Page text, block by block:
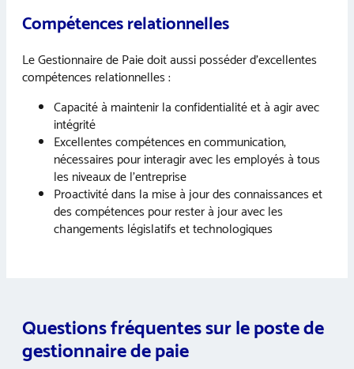
Compétences relationnelles
Le Gestionnaire de Paie doit aussi posséder d’excellentes
compétences relationnelles :
Capacité à maintenir la confidentialité et à agir avec
intégrité
Excellentes compétences en communication,
nécessaires pour interagir avec les employés à tous
les niveaux de l’entreprise
Proactivité dans la mise à jour des connaissances et
des compétences pour rester à jour avec les
changements législatifs et technologiques
Questions fréquentes sur le poste de
gestionnaire de paie